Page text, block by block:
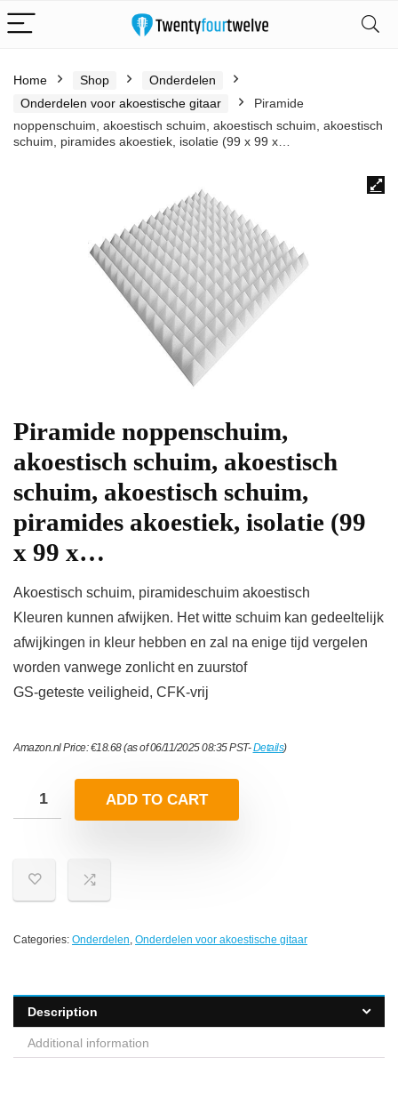
Home Shop
Onderdelen
Onderdelen voor akoestische gitaar
Piramide
noppenschuim, akoestisch schuim, akoestisch schuim, akoestisch
schuim, piramides akoestiek, isolatie (99 x 99 x…
Piramide noppenschuim,
akoestisch schuim, akoestisch
schuim, akoestisch schuim,
piramides akoestiek, isolatie (99
x 99 x…
Akoestisch schuim, piramideschuim akoestisch
Kleuren kunnen afwijken. Het witte schuim kan gedeeltelijk
afwijkingen in kleur hebben en zal na enige tijd vergelen
worden vanwege zonlicht en zuurstof
GS-geteste veiligheid, CFK-vrij
Amazon.nl Price:€18.68(as of 06/11/2025 08:35 PST-Details)
ADD TO CART
Categories: Onderdelen, Onderdelen voor akoestische gitaar
Description
Additional information